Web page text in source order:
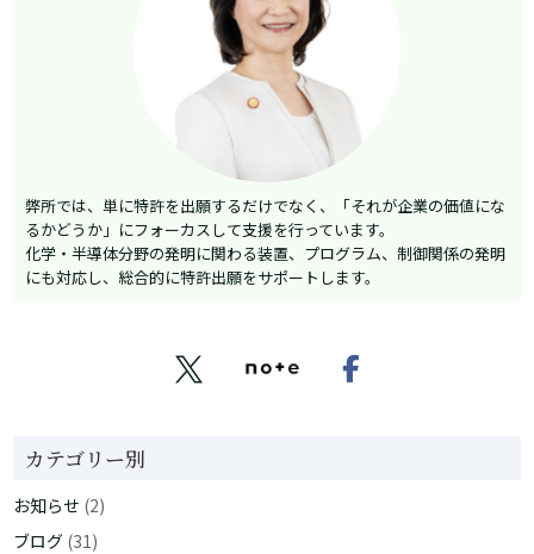
弊所では、単に特許を出願するだけでなく、「それが企業の価値にな
るかどうか」にフォーカスして支援を行っています。
化学・半導体分野の発明に関わる装置、プログラム、制御関係の発明
にも対応し、総合的に特許出願をサポートします。
 
カテゴリー別
お知らせ (2)
ブログ (31)